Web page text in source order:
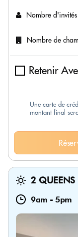
Nombre d'invités
Nombre de
Retenir
Une carte de
montant final
2 QUEENS
9am - 5pm